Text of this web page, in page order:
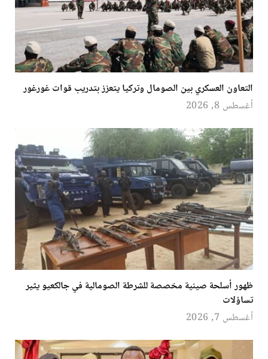
التعاون العسكري بين الصومال وتركيا يتعزز بتدريب قوات غورغور
أغسطس 8, 2026
ظهور أسلحة صينية مخصصة للشرطة الصومالية في جالكعيو يثير
تساؤلات
أغسطس 7, 2026